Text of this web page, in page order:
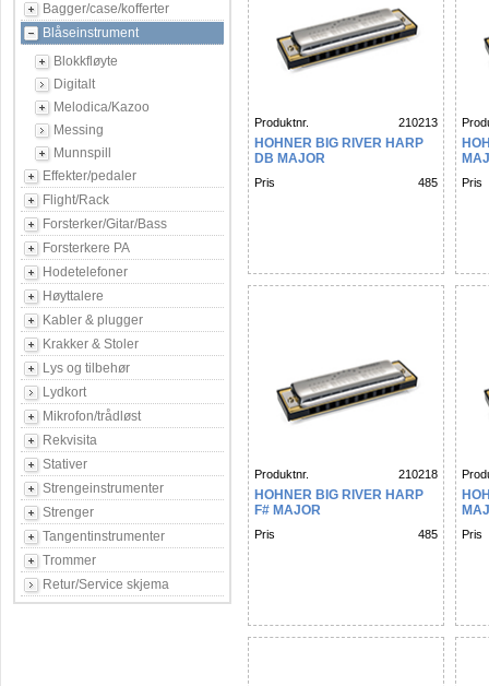
Bagger/case/kofferter
Blåseinstrument
Blokkfløyte
Digitalt
Melodica/Kazoo
Messing
Munnspill
Effekter/pedaler
Flight/Rack
Forsterker/Gitar/Bass
Forsterkere PA
Hodetelefoner
Høyttalere
Kabler & plugger
Krakker & Stoler
Lys og tilbehør
Lydkort
Mikrofon/trådløst
Rekvisita
Stativer
Strengeinstrumenter
Strenger
Tangentinstrumenter
Trommer
Retur/Service skjema
Produktnr. 210213
HOHNER BIG RIVER HARP
DB MAJOR
Pris 485 Pris
Produktnr. 210218
HOHNER BIG RIVER HARP
F# MAJOR
Pris 485 Pris